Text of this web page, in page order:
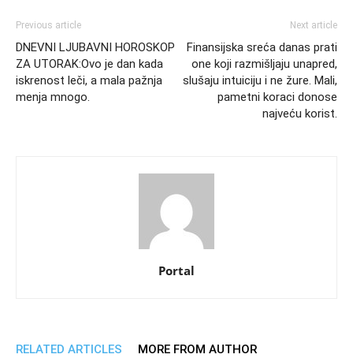
Previous article
DNEVNI LJUBAVNI HOROSKOP
ZA UTORAK:Ovo je dan kada
iskrenost leči, a mala pažnja
menja mnogo.
Next article
Finansijska sreća danas prati
one koji razmišljaju unapred,
slušaju intuiciju i ne žure. Mali,
pametni koraci donose
najveću korist.
Portal
RELATED ARTICLES MORE FROM AUTHOR